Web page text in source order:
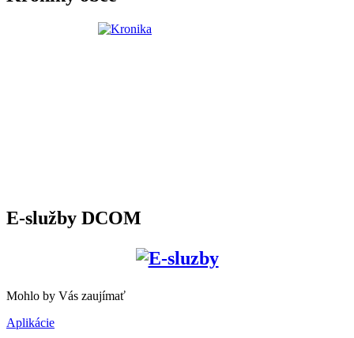
E-služby DCOM
Mohlo by Vás zaujímať
Aplikácie